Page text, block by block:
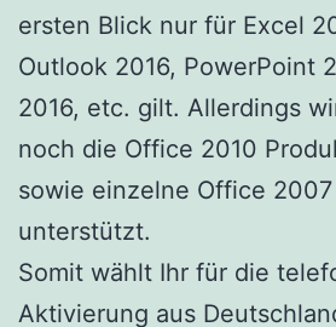
ersten Blick nur für Excel
Outlook 2016, PowerPoint
2016, etc. gilt. Allerdings
noch die Office 2010
sowie einzelne Office
unterstützt.
Somit wählt Ihr für die
Aktivierung aus